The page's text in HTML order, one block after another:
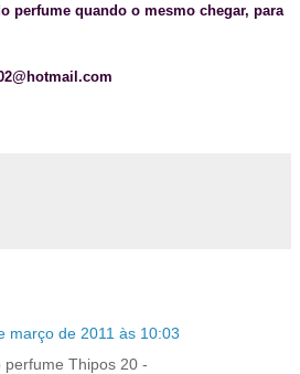
perfume quando o mesmo chegar, para
março de 2011 às 10:03
Thipos 20 -